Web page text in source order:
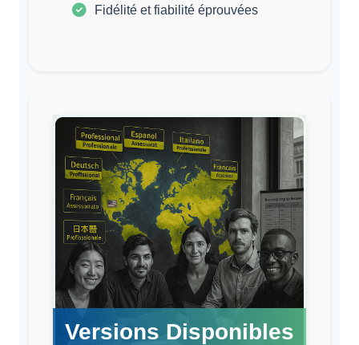
Fidélité et fiabilité éprouvées
Versions Disponibles